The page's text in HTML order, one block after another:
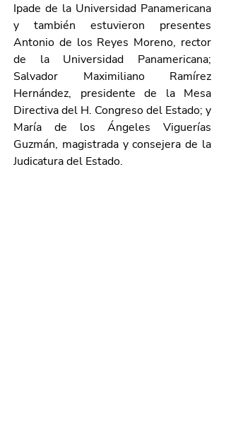
Ipade de la Universidad Panamericana
y también estuvieron presentes
Antonio de los Reyes Moreno, rector
de la Universidad Panamericana;
Salvador Maximiliano Ramírez
Hernández, presidente de la Mesa
Directiva del H. Congreso del Estado; y
María de los Ángeles Viguerías
Guzmán, magistrada y consejera de la
Judicatura del Estado.